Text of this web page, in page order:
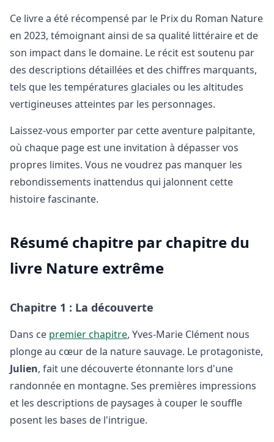
Ce livre a été récompensé par le Prix du Roman Nature
en 2023, témoignant ainsi de sa qualité littéraire et de
son impact dans le domaine. Le récit est soutenu par
des descriptions détaillées et des chiffres marquants,
tels que les températures glaciales ou les altitudes
vertigineuses atteintes par les personnages.
Laissez-vous emporter par cette aventure palpitante,
où chaque page est une invitation à dépasser vos
propres limites. Vous ne voudrez pas manquer les
rebondissements inattendus qui jalonnent cette
histoire fascinante.
Résumé chapitre par chapitre du
livre Nature extrême
Chapitre 1 : La découverte
Dans ce premier chapitre, Yves-Marie Clément nous
plonge au cœur de la nature sauvage. Le protagoniste,
Julien, fait une découverte étonnante lors d'une
randonnée en montagne. Ses premières impressions
et les descriptions de paysages à couper le souffle
posent les bases de l'intrigue.